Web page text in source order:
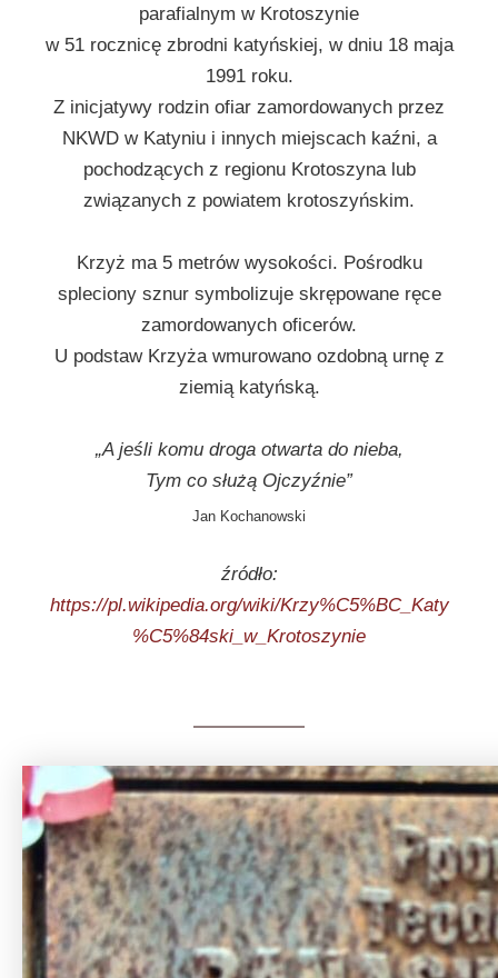
parafialnym w Krotoszynie
w 51 rocznicę zbrodni katyńskiej, w dniu 18 maja
1991 roku.
Z inicjatywy rodzin ofiar zamordowanych przez
NKWD w Katyniu i innych miejscach kaźni, a
pochodzących z regionu Krotoszyna lub
związanych z powiatem krotoszyńskim.
Krzyż ma 5 metrów wysokości. Pośrodku
spleciony sznur symbolizuje skrępowane ręce
zamordowanych oficerów.
U podstaw Krzyża wmurowano ozdobną urnę z
ziemią katyńską.
„A jeśli komu droga otwarta do nieba,
Tym co służą Ojczyźnie”
Jan Kochanowski
źródło:
https://pl.wikipedia.org/wiki/Krzy%C5%BC_Katy
%C5%84ski_w_Krotoszynie